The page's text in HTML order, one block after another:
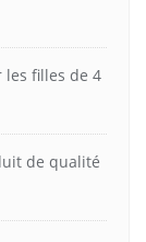
filles de 4
de qualité